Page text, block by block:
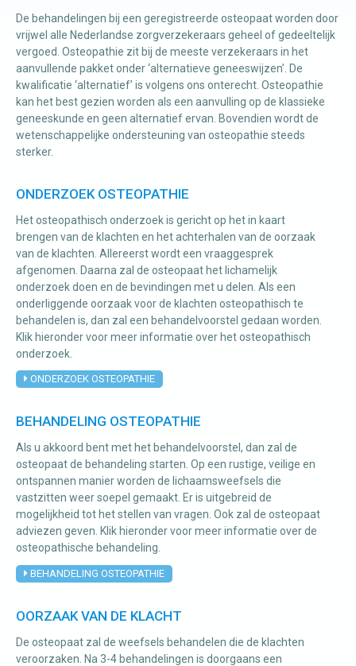
De behandelingen bij een geregistreerde osteopaat worden door
vrijwel alle Nederlandse zorgverzekeraars geheel of gedeeltelijk
vergoed. Osteopathie zit bij de meeste verzekeraars in het
aanvullende pakket onder ‘alternatieve geneeswijzen’. De
kwalificatie ‘alternatief’ is volgens ons onterecht. Osteopathie
kan het best gezien worden als een aanvulling op de klassieke
geneeskunde en geen alternatief ervan. Bovendien wordt de
wetenschappelijke ondersteuning van osteopathie steeds
sterker.
ONDERZOEK OSTEOPATHIE
Het osteopathisch onderzoek is gericht op het in kaart
brengen van de klachten en het achterhalen van de oorzaak
van de klachten. Allereerst wordt een vraaggesprek
afgenomen. Daarna zal de osteopaat het lichamelijk
onderzoek doen en de bevindingen met u delen. Als een
onderliggende oorzaak voor de klachten osteopathisch te
behandelen is, dan zal een behandelvoorstel gedaan worden.
Klik hieronder voor meer informatie over het osteopathisch
onderzoek.
ONDERZOEK OSTEOPATHIE
BEHANDELING OSTEOPATHIE
Als u akkoord bent met het behandelvoorstel, dan zal de
osteopaat de behandeling starten. Op een rustige, veilige en
ontspannen manier worden de lichaamsweefsels die
vastzitten weer soepel gemaakt. Er is uitgebreid de
mogelijkheid tot het stellen van vragen. Ook zal de osteopaat
adviezen geven. Klik hieronder voor meer informatie over de
osteopathische behandeling.
BEHANDELING OSTEOPATHIE
OORZAAK VAN DE KLACHT
De osteopaat zal de weefsels behandelen die de klachten
veroorzaken. Na 3-4 behandelingen is doorgaans een